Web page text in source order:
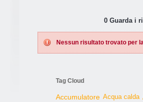
0 Guarda i
Nessun risultato trovato per
Tag Cloud
Accumulatore Acqua calda